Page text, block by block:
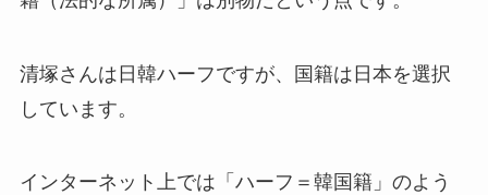
清塚さんは日韓ハーフですが、国籍は日本を選択
しています。
インターネット上では「ハーフ＝韓国籍」のよう